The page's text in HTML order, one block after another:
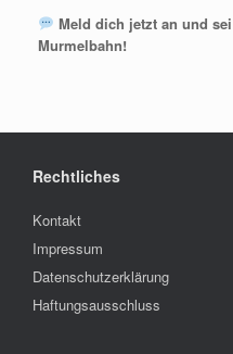
Meld dich jetzt an und
Murmelbahn!
Rechtliches
Kontakt
Impressum
Datenschutzerklärung
Haftungsausschluss